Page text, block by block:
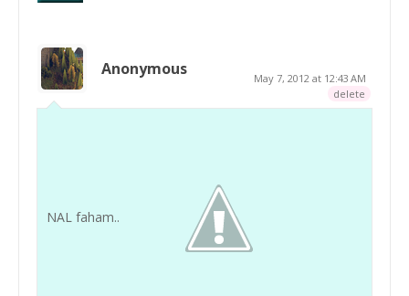
Anonymous
May 7, 2012 at 12:43 AM
delete
NAL faham..